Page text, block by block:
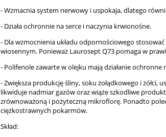
- Wzmacnia system nerwowy i uspokaja, dlatego
- Działa ochronnie na serce i naczynia krwionośne.
- Dla wzmocnienia układu odpornościowego
wiosennym. Ponieważ Laurosept Q73 pomaga w
- Polifenole zawarte w olejku mają działanie
- Zwiększa produkcję śliny, soku żołądkowego i
likwiduje nadmiar gazów oraz wiąże szkodliwe
zrównoważoną i pożyteczną mikroflorę. Ponadto
ciężkostrawnych pokarmów.
Skład: